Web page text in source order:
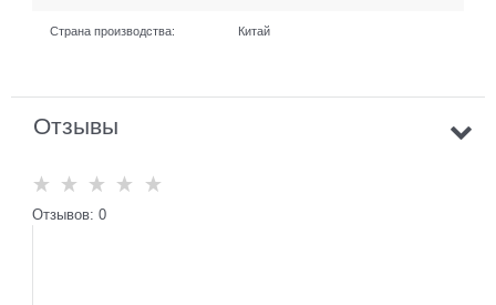
Страна производства: Китай
Отзывы
Отзывов: 0